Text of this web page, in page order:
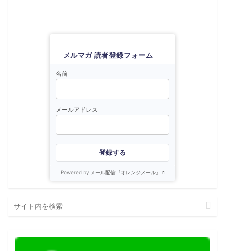
メルマガ 読者登録フォーム
名前
メールアドレス
登録する
Powered by メール配信『オレンジメール』